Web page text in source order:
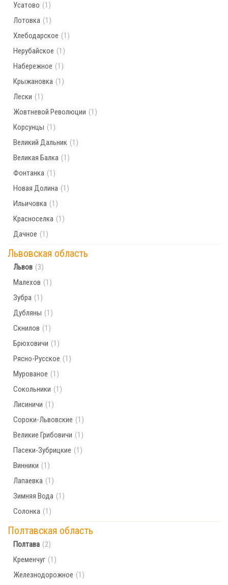
Усатово (1)
Лотовка (1)
Хлебодарское (1)
Нерубайское (1)
Набережное (1)
Крыжановка (1)
Лески (1)
Жовтневой Революции (1)
Корсунцы (1)
Великий Дальник (1)
Великая Балка (1)
Фонтанка (1)
Новая Долина (1)
Ильичовка (1)
Красноселка (1)
Дачное (1)
Львовская область
Львов (3)
Малехов (1)
Зубра (1)
Дубляны (1)
Скнилов (1)
Брюховичи (1)
Рясно-Русское (1)
Мурованое (1)
Сокольники (1)
Лисиничи (1)
Сороки-Львовские (1)
Великие Грибовичи (1)
Пасеки-Зубрицкие (1)
Винники (1)
Лапаевка (1)
Зимняя Вода (1)
Солонка (1)
Полтавская область
Полтава (2)
Кременчуг (1)
Железнодорожное (1)